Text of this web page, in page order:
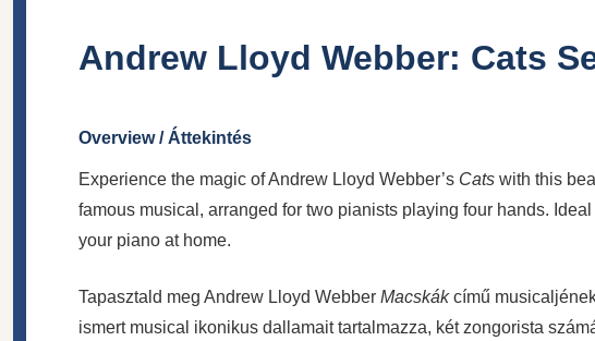
Andrew Lloyd Webber: Cats
Overview / Áttekintés
Experience the magic of Andrew Lloyd Webber’s Cats with this
famous musical, arranged for two pianists playing four hands.
your piano at home.
Tapasztald meg Andrew Lloyd Webber Macskákcímű
ismert musical ikonikus dallamait tartalmazza, két zongorista